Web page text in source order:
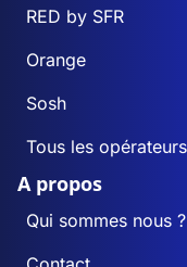
RED by SFR
Orange
Sosh
Tous les opérateurs
A propos
Qui sommes nous ?